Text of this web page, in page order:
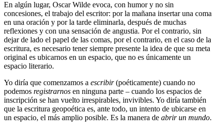
En algún lugar, Oscar Wilde evoca, con humor y no sin
concesiones, el trabajo del escritor: por la mañana insertar una coma
en una oración y por la tarde eliminarla, después de muchas
reflexiones y con una sensación de angustia. Por el contrario, sin
dejar de lado el papel de las comas, por el contrario, en el caso de la
escritura, es necesario tener siempre presente la idea de que su meta
original es ubicarnos en un espacio, que no es únicamente un
espacio literario.
Yo diría que comenzamos a escribir(poéticamente) cuando no
podemos registrarnos en ninguna parte – cuando los espacios de
inscripción se han vuelto irrespirables, invivibles. Yo diría también
que la escritura geopoética es, ante todo, un intento de ubicarse en
un espacio, el más amplio posible. Es la manera de abrir un mundo.